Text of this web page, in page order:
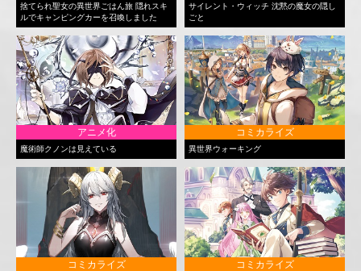
捨てられ聖女の異世界ごはん旅 隠れスキ
ルでキャンピングカーを召喚しました
サイレント・ウィッチ 沈黙の魔女の隠し
ごと
アニメ化
魔術師クノンは見えている
コミカライズ
異世界ウォーキング
コミカライズ コミカライズ